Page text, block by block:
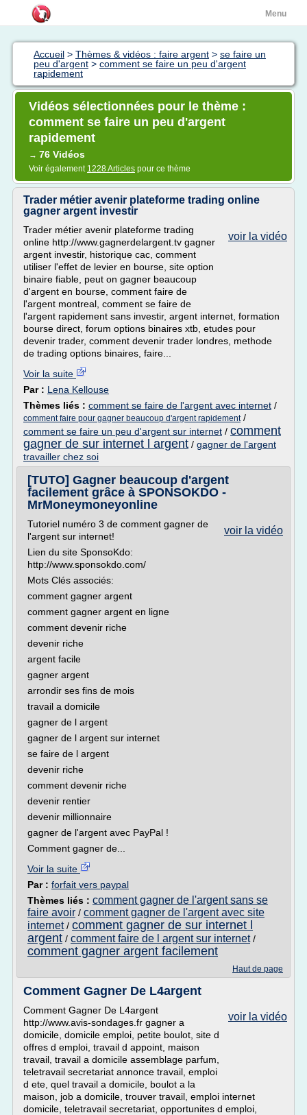
Menu
Accueil > Thèmes & vidéos : faire argent > se faire un
peu d'argent > comment se faire un peu d'argent
rapidement
Vidéos sélectionnées pour le thème :
comment se faire un peu d'argent
rapidement
→ 76 Vidéos
Voir également 1228 Articles pour ce thème
Trader métier avenir plateforme trading online
gagner argent investir
voir la vidéo
Trader métier avenir plateforme trading
online http://www.gagnerdelargent.tv gagner
argent investir, historique cac, comment
utiliser l'effet de levier en bourse, site option
binaire fiable, peut on gagner beaucoup
d'argent en bourse, comment faire de
l'argent montreal, comment se faire de
l'argent rapidement sans investir, argent internet, formation
bourse direct, forum options binaires xtb, etudes pour
devenir trader, comment devenir trader londres, methode
de trading options binaires, faire...
Voir la suite
Par : Lena Kellouse
Thèmes liés : comment se faire de l'argent avec internet /
comment faire pour gagner beaucoup d'argent rapidement/
comment se faire un peu d'argent sur internet / comment
gagner de sur internet l argent / gagner de l'argent
travailler chez soi
[TUTO] Gagner beaucoup d'argent
facilement grâce à SPONSOKDO -
MrMoneymoneyonline
voir la vidéo
Tutoriel numéro 3 de comment gagner de
l'argent sur internet!
Lien du site SponsoKdo:
http://www.sponsokdo.com/
Mots Clés associés:
comment gagner argent
comment gagner argent en ligne
comment devenir riche
devenir riche
argent facile
gagner argent
arrondir ses fins de mois
travail a domicile
gagner de l argent
gagner de l argent sur internet
se faire de l argent
devenir riche
comment devenir riche
devenir rentier
devenir millionnaire
gagner de l'argent avec PayPal !
Comment gagner de...
Voir la suite
Par : forfait vers paypal
Thèmes liés : comment gagner de l'argent sans se
faire avoir / comment gagner de l'argent avec site
internet/ comment gagner de sur internet l
argent / comment faire de l argent sur internet/
comment gagner argent facilement
Haut de page
Comment Gagner De L4argent
voir la vidéo
Comment Gagner De L4argent
http://www.avis-sondages.fr gagner a
domicile, domicile emploi, petite boulot, site d
offres d emploi, travail d appoint, maison
travail, travail a domicile assemblage parfum,
teletravail secretariat annonce travail, emploi
d ete, quel travail a domicile, boulot a la
maison, job a domicile, trouver travail, emploi internet
domicile, teletravail secretariat, opportunites d emploi,